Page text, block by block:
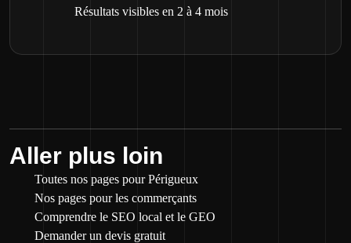
Résultats visibles en 2 à 4 mois
Aller plus loin
Toutes nos pages pour Périgueux
Nos pages pour les commerçants
Comprendre le SEO local et le GEO
Demander un devis gratuit